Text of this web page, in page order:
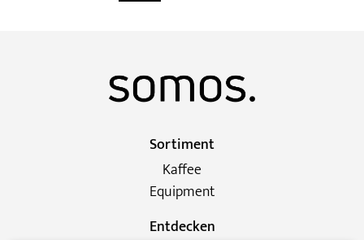
Sortiment
Kaffee
Equipment
Entdecken